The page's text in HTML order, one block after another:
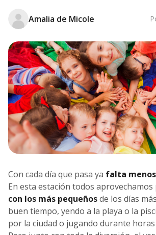
Amalia de Micole
Con cada día que pasa ya falta
En esta estación todos aprovechamos
con los más pequeñosde los días
buen tiempo, yendo a la playa o la
por la ciudad o jugando durante